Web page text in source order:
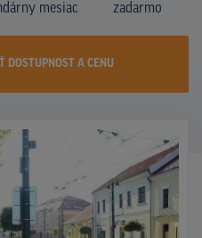
mesiac zadarmo
DOSTUPNOST A CENU